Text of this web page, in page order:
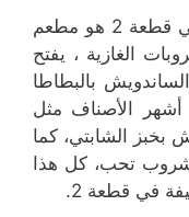
مطعم وكافيتريا جمعية ابو حليفة في قطعة 2 هو مطعم
الغازية ، يفتح
بالبطاطا
أشهر الأصناف مثل
بخبز الشابتي، كما
مشروب تحب، كل هذا
في قطعة 2.